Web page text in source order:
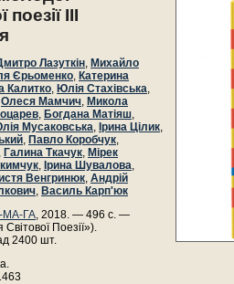
поезії III
Лазуткін, Михайло
Єрьоменко, Катерина
Калитко, Юлія Стахівська,
Олеся Мамчич, Микола
, Богдана Матіяш,
Мусаковська, Ірина Цілик,
, Павло Коробчук,
, Галина Ткачук, Мірек
, Ірина Шувалова,
Венгринюк, Андрій
, Василь Карп'юк
МА-ГА, 2018. — 496 с. —
Поезії»).
2400 шт.